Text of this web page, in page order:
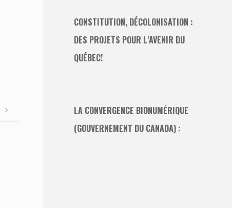
CONSTITUTION, DÉCOLONISATION :
DES PROJETS POUR L’AVENIR DU
QUÉBEC!
LA CONVERGENCE BIONUMÉRIQUE
(GOUVERNEMENT DU CANADA) :